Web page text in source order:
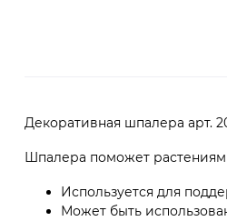
Декоративная шпалера арт.
Шпалера поможет растениям
Используется для
Может быть